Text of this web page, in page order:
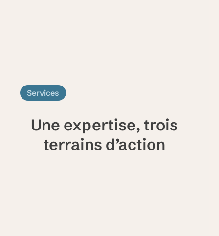
Services
Une expertise, trois
terrains d’action